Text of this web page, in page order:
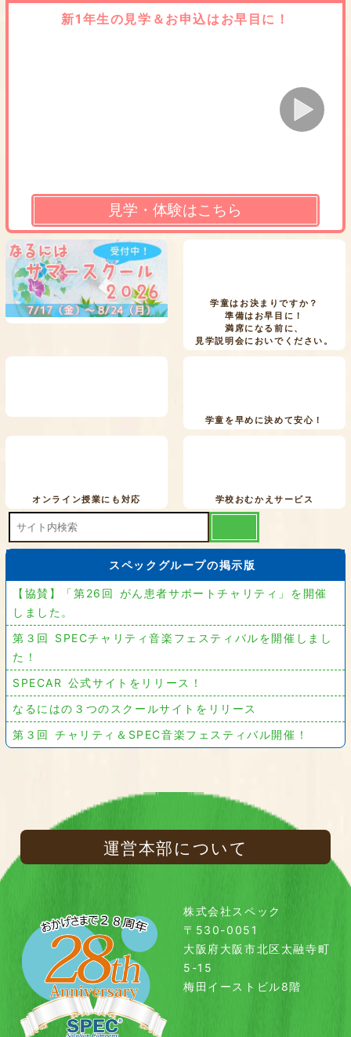
新1年生の見学＆お申込はお早目に！
見学・体験はこちら
学童はお決まりですか？
準備はお早目に！
満席になる前に、
見学説明会においでください。
学童を早めに決めて安心！
オンライン授業にも対応 学校おむかえサービス
スペックグループの掲示版
【協賛】「第26回 がん患者サポートチャリティ」を開催
しました。
第３回 SPECチャリティ音楽フェスティバルを開催しまし
た！
SPECAR 公式サイトをリリース！
なるにはの３つのスクールサイトをリリース
第３回 チャリティ＆SPEC音楽フェスティバル開催！
運営本部について
株式会社スペック
〒530-0051
大阪府大阪市北区太融寺町
5-15
梅田イーストビル8階